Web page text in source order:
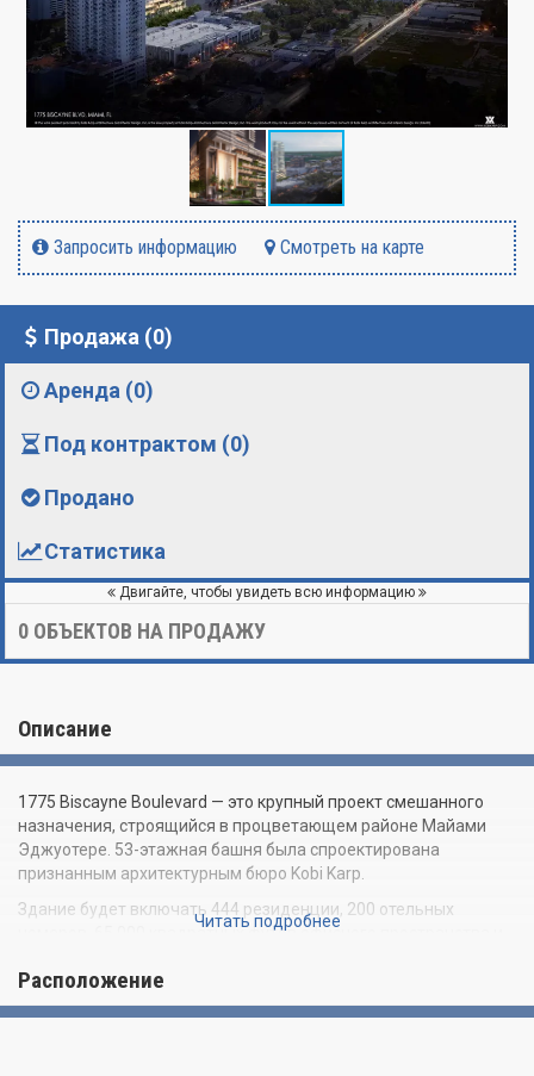
Запросить информацию Смотреть на карте
Продажа (0)
Аренда (0)
Под контрактом (0)
Продано
Статистика
Двигайте, чтобы увидеть всю информацию
0 ОБЪЕКТОВ НА ПРОДАЖУ
Описание
1775 Biscayne Boulevard — это крупный проект смешанного
назначения, строящийся в процветающем районе Майами
Эджуотере. 53-этажная башня была спроектирована
признанным архитектурным бюро Kobi Karp.
Здание будет включать 444 резиденции, 200 отельных
номеров, 65 000 квадратных футов офисного пространства и
расположена многоуровневая торговая зона с магазинами и
ресторанами общей площадью около 46 000 квадратных
Читать подробнее
Расположение